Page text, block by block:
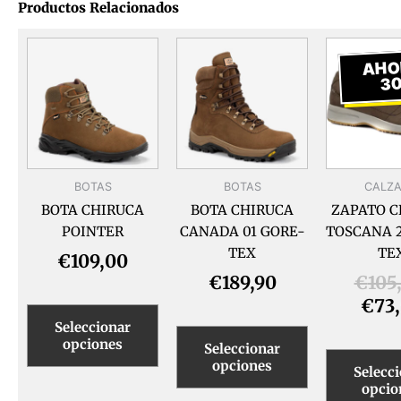
Productos Relacionados
BOTAS
BOTA CHIRUCA
POINTER
€109,00
Seleccionar
opciones
Este
producto
múltiples
variantes.
opciones
pueden
elegir
producto
BOTAS
BOTA CHIRUCA
CANADA 01 GORE-
TEX
€189,90
Seleccionar
opciones
Este
producto
tiene
múltiples
variantes.
opciones
pueden
elegir
ZAPATO
TOSCANA
€
€